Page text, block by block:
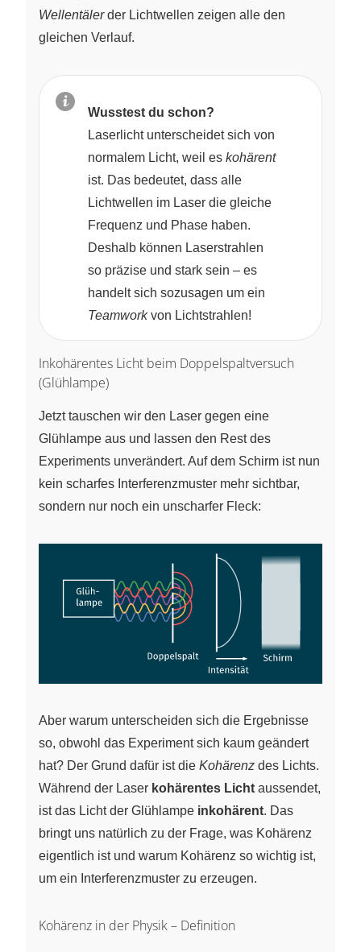
Wellentälerder Lichtwellen zeigen alle den
gleichen Verlauf.
Wusstest du schon?
Laserlicht unterscheidet sich von
normalem Licht, weil es kohärent
ist. Das bedeutet, dass alle
Lichtwellen im Laser die gleiche
Frequenz und Phase haben.
Deshalb können Laserstrahlen
so präzise und stark sein – es
handelt sich sozusagen um ein
Teamworkvon Lichtstrahlen!
Inkohärentes Licht beim Doppelspaltversuch
(Glühlampe)
Jetzt tauschen wir den Laser gegen eine
Glühlampe aus und lassen den Rest des
Experiments unverändert. Auf dem Schirm ist nun
kein scharfes Interferenzmuster mehr sichtbar,
sondern nur noch ein unscharfer Fleck:
Aber warum unterscheiden sich die Ergebnisse
so, obwohl das Experiment sich kaum geändert
hat? Der Grund dafür ist die Kohärenz des Lichts.
Während der Laser kohärentes Licht aussendet,
ist das Licht der Glühlampe inkohärent. Das
bringt uns natürlich zu der Frage, was Kohärenz
eigentlich ist und warum Kohärenz so wichtig ist,
um ein Interferenzmuster zu erzeugen.
Kohärenz in der Physik – Definition